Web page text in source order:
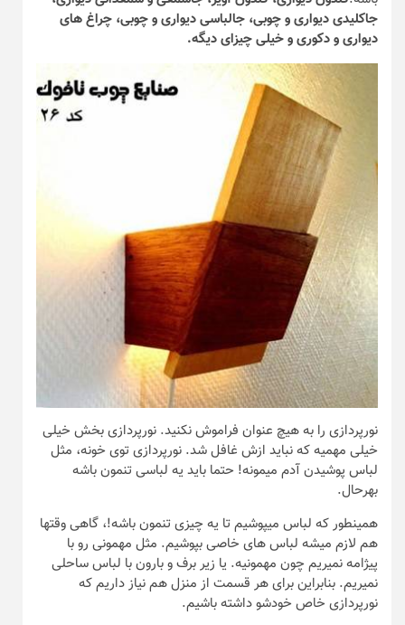
جاکلیدی دیواری و چوبی، جالباسی دیواری و چوبی، چراغ های
دیواری و دکوری و خیلی چیزای دیگه.
نورپردازی را به هیچ عنوان فراموش نکنید. نورپردازی بخش خیلی
خیلی مهمیه که نباید ازش غافل شد. نورپردازی توی خونه، مثل
لباس پوشیدن آدم میمونه! حتما باید یه لباسی تنمون باشه
بهرحال.
همینطور که لباس میپوشیم تا یه چیزی تنمون باشه!، گاهی وقتها
هم لازم میشه لباس های خاصی بپوشیم. مثل مهمونی رو با
پیژامه نمیریم چون مهمونیه. یا زیر برف و بارون با لباس ساحلی
نمیریم. بنابراین برای هر قسمت از منزل هم نیاز داریم که
نورپردازی خاص خودشو داشته باشیم.